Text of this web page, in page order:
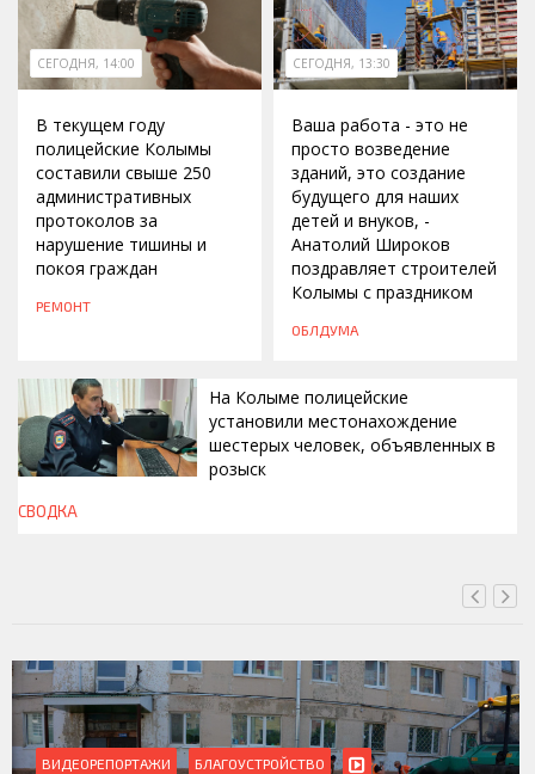
СЕГОДНЯ, 14:00
В текущем году
полицейские Колымы
составили свыше 250
административных
протоколов за
нарушение тишины и
покоя граждан
РЕМОНТ
СЕГОДНЯ, 13:30
Ваша работа - это не
просто возведение
зданий, это создание
будущего для наших
детей и внуков, -
Анатолий Широков
поздравляет строителей
Колымы с праздником
ОБЛДУМА
СЕГОДНЯ, 13:00
На Колыме полицейские
установили местонахождение
шестерых человек, объявленных в
розыск
СВОДКА
ВИДЕОРЕПОРТАЖИ БЛАГОУСТРОЙСТВО